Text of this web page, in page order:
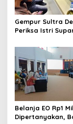
Gempur Sultra
Periksa Istri
Kasus Tambang
Belanja EO Rp1
Dipertanyakan,